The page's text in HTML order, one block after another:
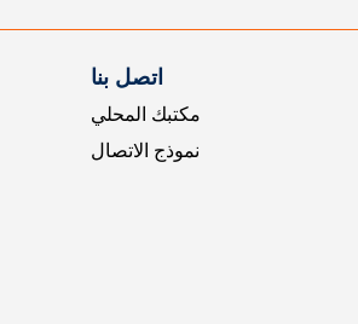
اتصل بنا
مكتبك المحلي
نموذج الاتصال